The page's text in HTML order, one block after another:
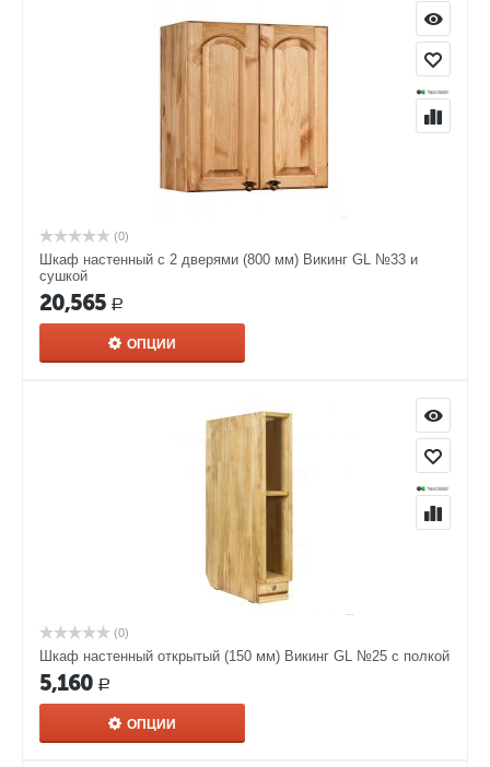
(0)
Шкаф настенный с 2 дверями (800 мм) Викинг GL №33 и
сушкой
20,565 Р
ОПЦИИ
(0)
Шкаф настенный открытый (150 мм) Викинг GL №25 с полкой
5,160 Р
ОПЦИИ